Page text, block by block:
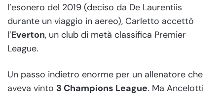
l’esonero del 2019 (deciso da De Laurentiis
durante un viaggio in aereo), Carletto accettò
l’Everton, un club di metà classifica Premier
League.
Un passo indietro enorme per un allenatore che
aveva vinto 3 Champions League. Ma Ancelotti